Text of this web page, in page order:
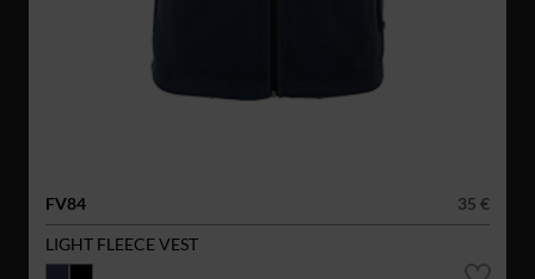
FV84
35 €
LIGHT FLEECE VEST